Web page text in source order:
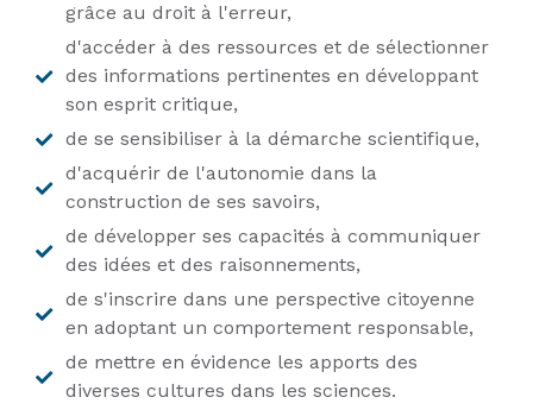
grâce au droit à l'erreur,
d'accéder à des ressources et de sélectionner
des informations pertinentes en développant
son esprit critique,
de se sensibiliser à la démarche scientifique,
d'acquérir de l'autonomie dans la
construction de ses savoirs,
de développer ses capacités à communiquer
des idées et des raisonnements,
de s'inscrire dans une perspective citoyenne
en adoptant un comportement responsable,
de mettre en évidence les apports des
diverses cultures dans les sciences.